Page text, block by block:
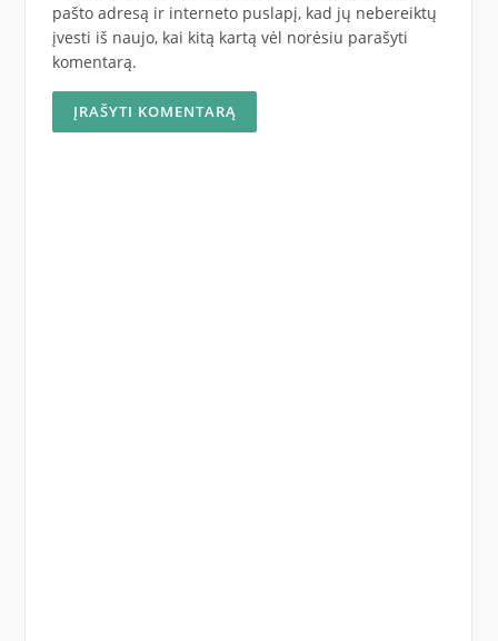
pašto adresą ir interneto puslapį, kad jų nebereiktų
įvesti iš naujo, kai kitą kartą vėl norėsiu parašyti
komentarą.